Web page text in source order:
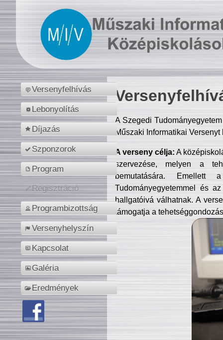
Versenyfelhívás
Lebonyolítás
Díjazás
Szponzorok
Program
Regisztráció
Programbizottság
Versenyhelyszín
Kapcsolat
Galéria
Eredmények
A Szegedi
Műszaki Informatikai
A verseny célja: A
szervezése, melyen a
bemutatására. Emellett
Tudományegyetemmel és
hallgatóivá válhatnak. A
támogatja a